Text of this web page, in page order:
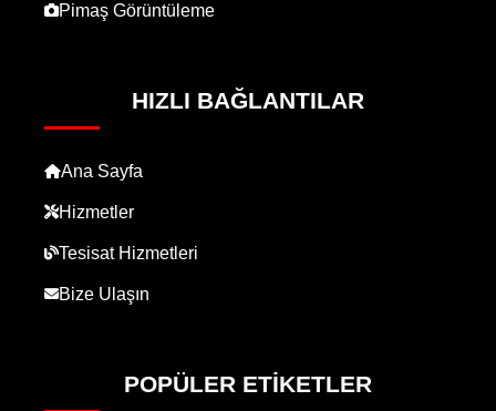
Pimaş Görüntüleme
HIZLI BAĞLANTILAR
Ana Sayfa
Hizmetler
Tesisat Hizmetleri
Bize Ulaşın
POPÜLER ETIKETLER